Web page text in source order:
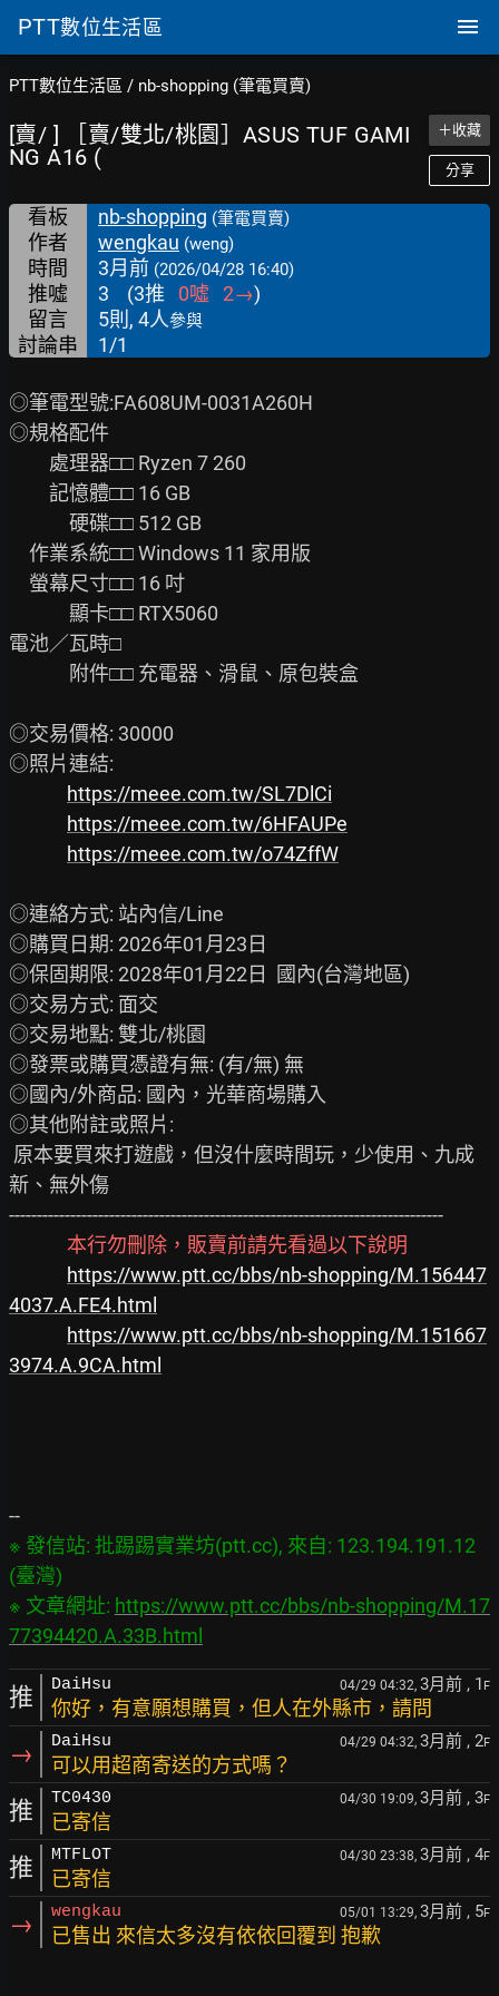
PTT數位生活區
PTT數位生活區 / nb-shopping (筆電買賣)
[賣/ ] ［賣/雙北/桃園］ASUS TUF GAMI
NG A16 (
＋收藏
分享
看板 nb-shopping (筆電買賣)
作者 wengkau (weng)
時間 3月前 (2026/04/28 16:40)
推噓 3 (3推 0噓 2→)
留言
5則, 4人參與
討論串 1/1
◎筆電型號:FA608UM-0031A260H
◎規格配件
處理器□□ Ryzen 7 260
記憶體□□ 16 GB
硬碟□□ 512 GB
作業系統□□ Windows 11 家用版
螢幕尺寸□□ 16 吋
顯卡□□ RTX5060
電池／瓦時□
附件□□ 充電器、滑鼠、原包裝盒
◎交易價格: 30000
◎照片連結:
https://meee.com.tw/SL7DlCi
https://meee.com.tw/6HFAUPe
https://meee.com.tw/o74ZffW
◎連絡方式: 站內信/Line
◎購買日期: 2026年01月23日
◎保固期限: 2028年01月22日  國內(台灣地區)
◎交易方式: 面交
◎交易地點: 雙北/桃園
◎發票或購買憑證有無: (有/無) 無
◎國內/外商品: 國內，光華商場購入
◎其他附註或照片:
新、無外傷
------------------------------------------------------------------------------
本行勿刪除，販賣前請先看過以下說明
https://www.ptt.cc/bbs/nb-shopping/M.156447
4037.A.FE4.html
https://www.ptt.cc/bbs/nb-shopping/M.151667
3974.A.9CA.html
※ 發信站: 批踢踢實業坊(ptt.cc), 來自: 123.194.191.12
(臺灣)
※ 文章網址: https://www.ptt.cc/bbs/nb-shopping/M.17
77394420.A.33B.html
推 DaiHsu 04/29 04:32, 3月前 , 1 F
你好，有意願想購買，但人在外縣市，請問
→ DaiHsu 04/29 04:32, 3月前 , 2F
可以用超商寄送的方式嗎？
推 TC0430 04/30 19:09, 3月前 , 3F
已寄信
推 MTFLOT 04/30 23:38, 3月前 , 4F
已寄信
→ wengkau 05/01 13:29, 3月前 , 5F
已售出 來信太多沒有依依回覆到 抱歉